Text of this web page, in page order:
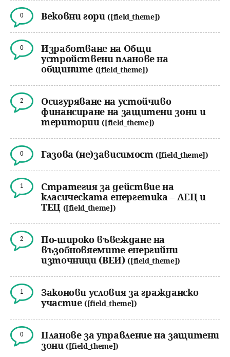
0 Вековни гори([field_theme])
0
Изработване на Общи
устройствени планове на
общините ([field_theme])
2
Осигуряване на устойчиво
финансиране на защитени зони и
територии([field_theme])
0 Газова (не)зависимост([field_theme])
1
Стратегия за действие на
класическата енергетика – АЕЦ и
ТЕЦ ([field_theme])
2
По-широко въвеждане на
възобновяемите енергийни
източници (ВЕИ)([field_theme])
1
Законови условия за гражданско
участие([field_theme])
0
Планове за управление на защитени
зони([field_theme])